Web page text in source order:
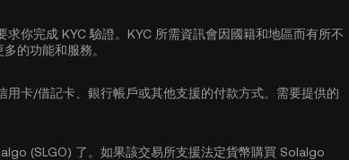
求你完成 KYC 驗證。KYC 所需資訊會因國籍和地區而有所不
的功能和服務。
用卡/借記卡、銀行帳戶或其他支援的付款方式。需要提供的
(SLGO) 了。如果該交易所支援法定貨幣購買 Solalgo